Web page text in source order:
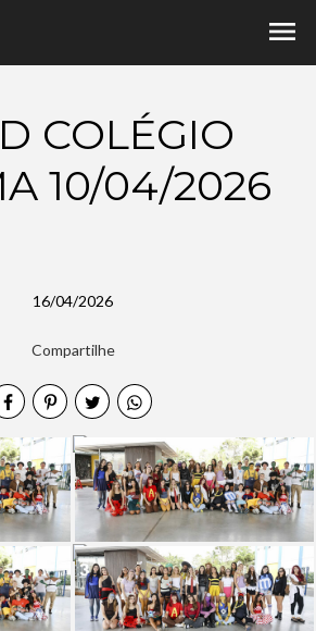
menu
COLÉGIO
10/04/2026
16/04/2026
Compartilhe